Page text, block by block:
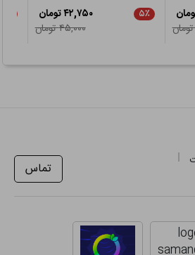
۵٪
۴۲,۷۵۰ تومان
۴۵,۰۰۰ تومان
تماس